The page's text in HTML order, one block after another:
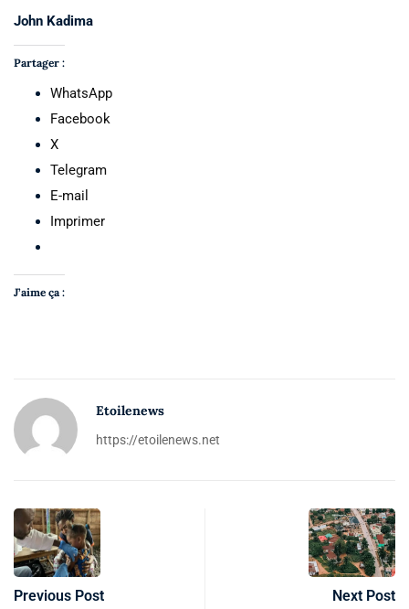
John Kadima
Partager :
WhatsApp
Facebook
X
Telegram
E-mail
Imprimer
J’aime ça :
Etoilenews
https://etoilenews.net
Previous Post Next Post